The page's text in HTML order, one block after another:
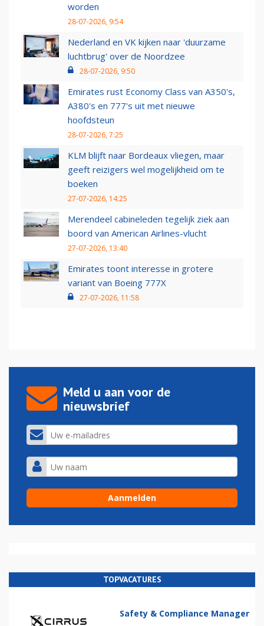
worden
28-07-2026, 9:54
Nederland en VK kijken naar 'duurzame
luchtbrug' over de Noordzee
28-07-2026, 9:50
Emirates rust Economy Class van A350's,
A380's en 777's uit met nieuwe
hoofdsteun
28-07-2026, 7:25
KLM blijft naar Bordeaux vliegen, maar
geeft reizigers wel mogelijkheid om te
boeken
27-07-2026, 14:25
Merendeel cabineleden tegelijk ziek aan
boord van American Airlines-vlucht
27-07-2026, 13:40
Emirates toont interesse in grotere
variant van Boeing 777X
27-07-2026, 11:58
Meld u aan voor de
nieuwsbrief
TOPVACATURES
Safety & Compliance Manager